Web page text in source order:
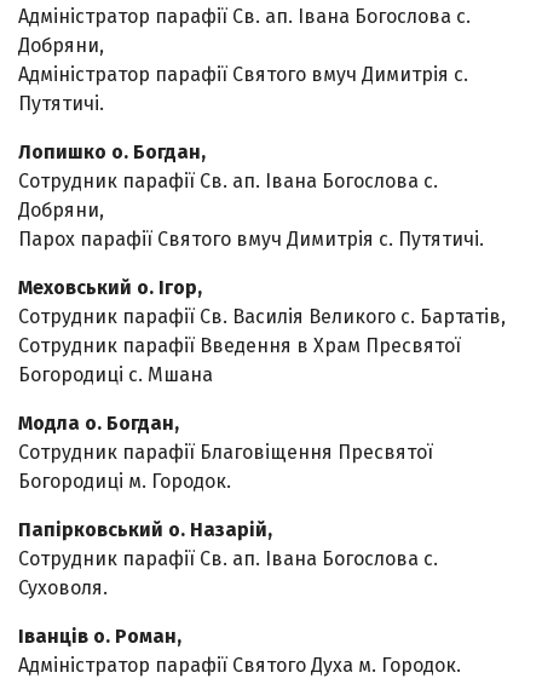
Адміністратор парафії Св. ап. Івана Богослова с.
Добряни,
Адміністратор парафії Святого вмуч Димитрія с.
Путятичі.
Лопишко о. Богдан,
Сотрудник парафії Св. ап. Івана Богослова с.
Добряни,
Парох парафії Святого вмуч Димитрія с. Путятичі.
Меховський о. Ігор,
Сотрудник парафії Св. Василія Великого с. Бартатів,
Сотрудник парафії Введення в Храм Пресвятої
Богородиці с. Мшана
Модла о. Богдан,
Сотрудник парафії Благовіщення Пресвятої
Богородиці м. Городок.
Папірковський о. Назарій,
Сотрудник парафії Св. ап. Івана Богослова с.
Суховоля.
Іванців о. Роман,
Адміністратор парафії Святого Духа м. Городок.